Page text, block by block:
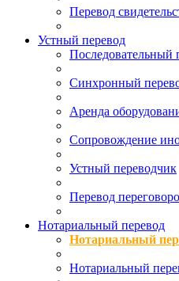
Перевод
Устный перевод
Последовательный
Синхронный
Аренда
Сопровождение
Устный переводчик
Перевод
Нотариальный перевод
Нотариальный
Нотариальный